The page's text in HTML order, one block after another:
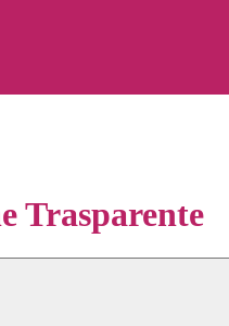
Trasparente